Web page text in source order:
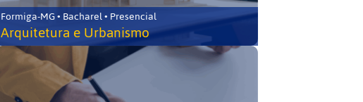
Formiga-MG • Bacharel • Presencial
Arquitetura e Urbanismo